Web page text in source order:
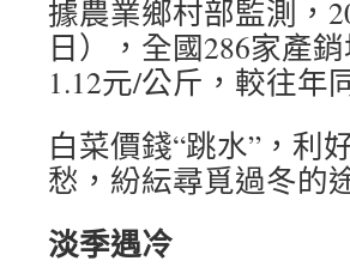
據農業鄉村部監測，
日），全國286家產
1.12元/公斤，較往年
白菜價錢“跳水”，利
愁，紛紜尋覓過冬的
淡季遇冷